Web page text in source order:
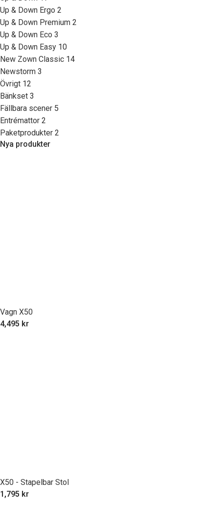
Up & Down Ergo 2
Up & Down Premium 2
Up & Down Eco 3
Up & Down Easy 10
New Zown Classic 14
Newstorm 3
Övrigt 12
Bänkset 3
Fällbara scener 5
Entrémattor 2
Paketprodukter 2
Nya produkter
Vagn X50
4,495 kr
X50 - Stapelbar Stol
1,795 kr